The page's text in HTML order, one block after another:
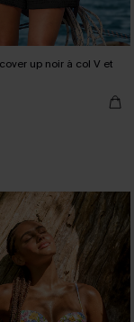
up noir à col V et